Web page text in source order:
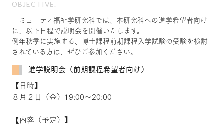
OBJECTIVE.
コミュニティ福祉学研究科では、本研究科への進学希望者向け
に、以下日程で説明会を開催いたします。
例年秋季に実施する、博士課程前期課程入学試験の受験を検討
されている方は、ぜひご参加ください。
進学説明会（前期課程希望者向け）
【日時】
８月２日（金）19:00～20:00
【内容（予定）】